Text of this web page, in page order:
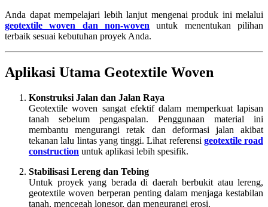
Anda dapat mempelajari lebih lanjut mengenai produk ini melalui
geotextile woven dan non-woven untuk menentukan pilihan
terbaik sesuai kebutuhan proyek Anda.
Aplikasi Utama Geotextile Woven
Konstruksi Jalan dan Jalan Raya
Geotextile woven sangat efektif dalam memperkuat lapisan
tanah sebelum pengaspalan. Penggunaan material ini
membantu mengurangi retak dan deformasi jalan akibat
tekanan lalu lintas yang tinggi. Lihat referensi geotextile road
construction untuk aplikasi lebih spesifik.
Stabilisasi Lereng dan Tebing
Untuk proyek yang berada di daerah berbukit atau lereng,
geotextile woven berperan penting dalam menjaga kestabilan
tanah, mencegah longsor, dan mengurangi erosi.